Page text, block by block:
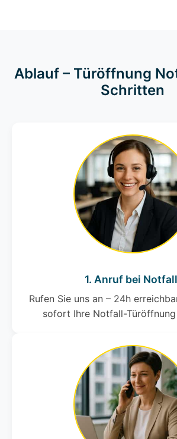
Ablauf – Türöffnung
Schritten
1. Anruf bei
Rufen Sie uns an – 24h
sofort Ihre Notfall-